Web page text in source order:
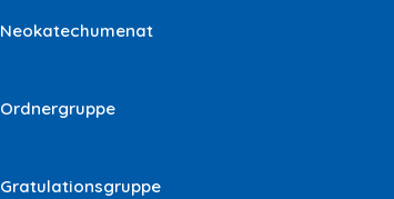
Neokatechumenat
Ordnergruppe
Gratulationsgruppe